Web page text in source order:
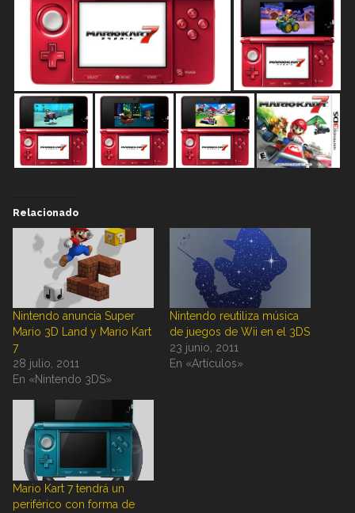
Relacionado
Nintendo anuncia Super
Mario 3D Land y Mario Kart
7
28 julio, 2011
En «Nintendo 3DS»
Nintendo reutiliza música
de juegos de Wii en el 3DS
23 junio, 2011
En «Artículos»
Mario Kart 7 tendrá un
periférico con forma de